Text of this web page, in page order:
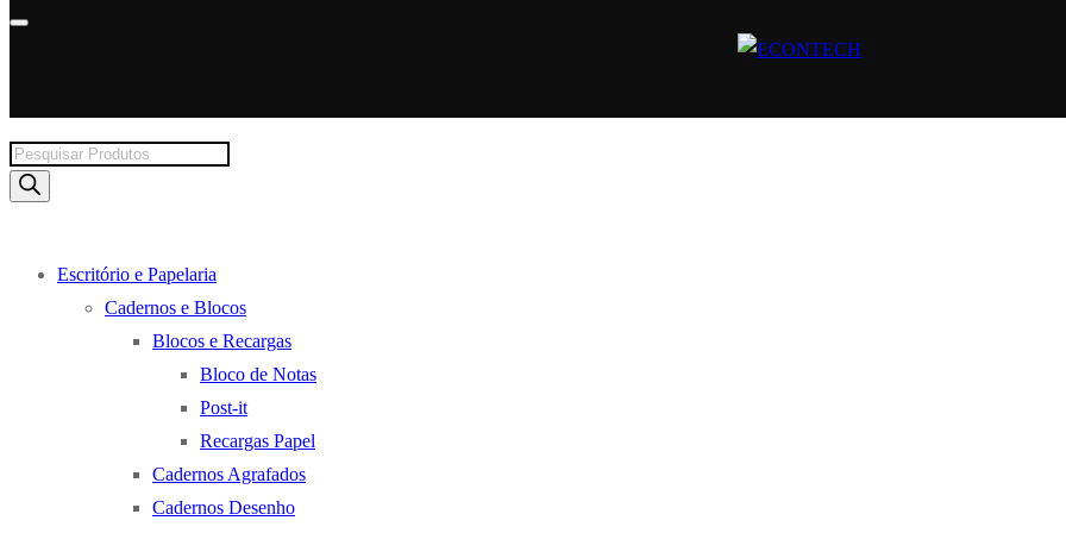
Products
search
Escritório e Papelaria
Cadernos e Blocos
Blocos e Recargas
Bloco de Notas
Post-it
Recargas Papel
Cadernos Agrafados
Cadernos Desenho